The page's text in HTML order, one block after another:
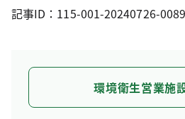
記事ID：115-001-20240726-
環境衛生営業施